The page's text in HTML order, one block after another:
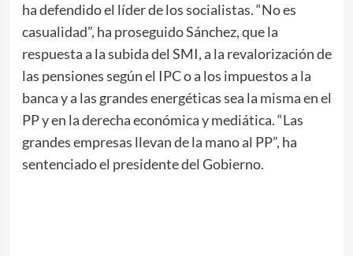
ha defendido el líder de los socialistas. “No es
casualidad”, ha proseguido Sánchez, que la
respuesta a la subida del SMI, a la revalorización de
las pensiones según el IPC o a los impuestos a la
banca y a las grandes energéticas sea la misma en el
PP y en la derecha económica y mediática. “Las
grandes empresas llevan de la mano al PP”, ha
sentenciado el presidente del Gobierno.